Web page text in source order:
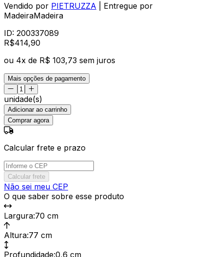
Vendido por PIETRUZZA
| Entregue por
MadeiraMadeira
ID: 200337089
R$414,90
ou 4x de R$ 103,73 sem juros
Mais opções de pagamento
unidade(s)
Adicionar ao carrinho
Comprar agora
Calcular frete e prazo
Calcular frete
Não sei meu CEP
O que saber sobre esse produto
Largura:70 cm
Altura:77 cm
Profundidade:0,6 cm